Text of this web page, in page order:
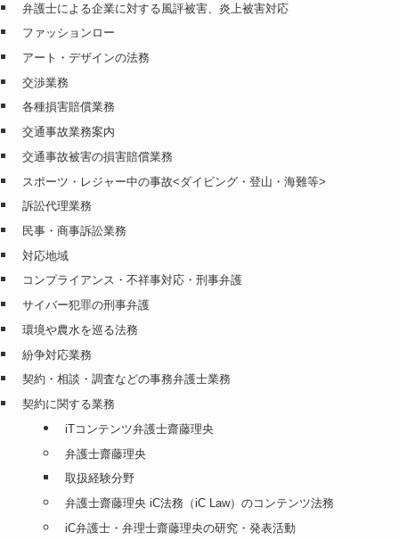
弁護士による企業に対する風評被害、炎上被害対応
ファッションロー
アート・デザインの法務
交渉業務
各種損害賠償業務
交通事故業務案内
交通事故被害の損害賠償業務
スポーツ・レジャー中の事故<ダイビング・登山・海難等>
訴訟代理業務
民事・商事訴訟業務
対応地域
コンプライアンス・不祥事対応・刑事弁護
サイバー犯罪の刑事弁護
環境や農水を巡る法務
紛争対応業務
契約・相談・調査などの事務弁護士業務
契約に関する業務
iTコンテンツ弁護士齋藤理央
弁護士齋藤理央
取扱経験分野
弁護士齋藤理央 iC法務（iC Law）のコンテンツ法務
iC弁護士・弁理士齋藤理央の研究・発表活動